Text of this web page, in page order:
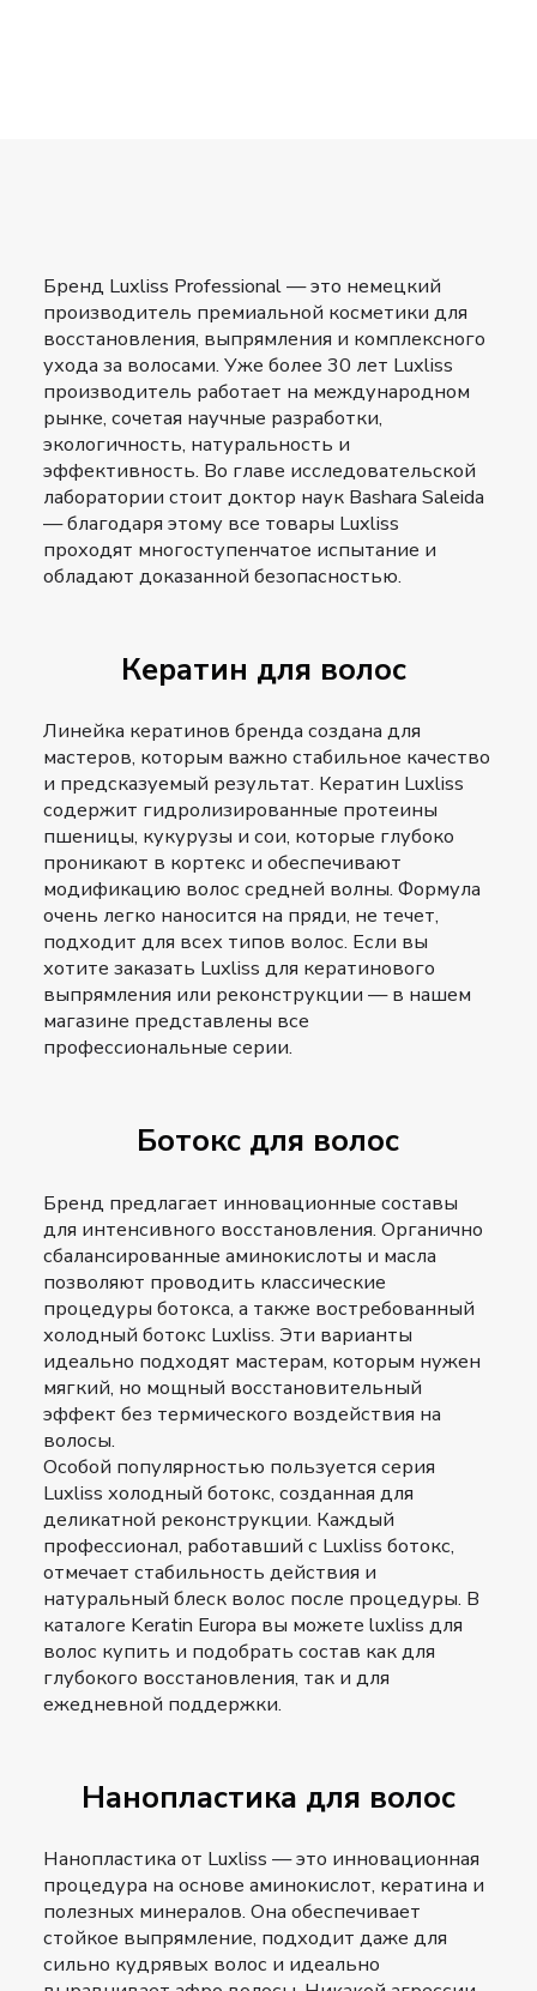
Бренд Luxliss Professional — это немецкий
производитель премиальной косметики для
восстановления, выпрямления и комплексного
ухода за волосами. Уже более 30 лет Luxliss
производитель работает на международном
рынке, сочетая научные разработки,
экологичность, натуральность и
эффективность. Во главе исследовательской
лаборатории стоит доктор наук Bashara Saleida
— благодаря этому все товары Luxliss
проходят многоступенчатое испытание и
обладают доказанной безопасностью.
Кератин для волос
Линейка кератинов бренда создана для
мастеров, которым важно стабильное качество
и предсказуемый результат. Кератин Luxliss
содержит гидролизированные протеины
пшеницы, кукурузы и сои, которые глубоко
проникают в кортекс и обеспечивают
модификацию волос средней волны. Формула
очень легко наносится на пряди, не течет,
подходит для всех типов волос. Если вы
хотите заказать Luxliss для кератинового
выпрямления или реконструкции — в нашем
магазине представлены все
профессиональные серии.
Ботокс для волос
Бренд предлагает инновационные составы
для интенсивного восстановления. Органично
сбалансированные аминокислоты и масла
позволяют проводить классические
процедуры ботокса, а также востребованный
холодный ботокс Luxliss. Эти варианты
идеально подходят мастерам, которым нужен
мягкий, но мощный восстановительный
эффект без термического воздействия на
волосы.
Особой популярностью пользуется серия
Luxliss холодный ботокс, созданная для
деликатной реконструкции. Каждый
профессионал, работавший с Luxliss ботокс,
отмечает стабильность действия и
натуральный блеск волос после процедуры. В
каталоге Keratin Europa вы можете luxliss для
волос купить и подобрать состав как для
глубокого восстановления, так и для
ежедневной поддержки.
Нанопластика для волос
Нанопластика от Luxliss — это инновационная
процедура на основе аминокислот, кератина и
полезных минералов. Она обеспечивает
стойкое выпрямление, подходит даже для
сильно кудрявых волос и идеально